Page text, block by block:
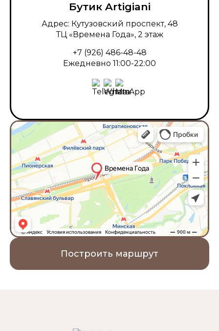
Построить маршрут
Бутик Artigiani
Адрес: Кутузовский проспект, 48
ТЦ «Времена Года», 2 этаж
+7 (926) 486-48-48
Ежедневно 11:00-22:00